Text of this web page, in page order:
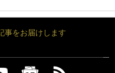
事をお届けします